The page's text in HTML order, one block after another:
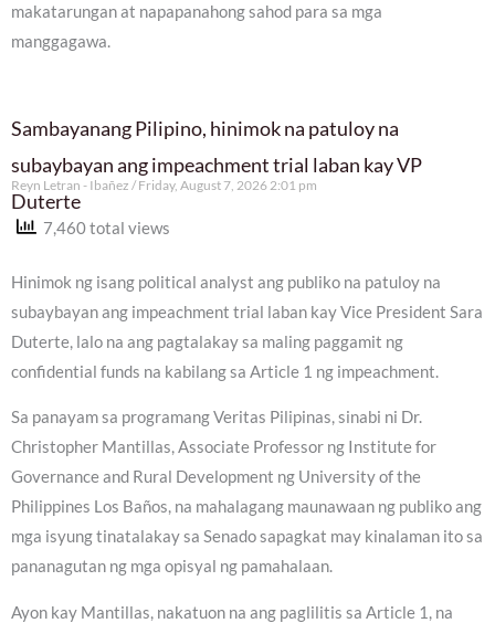
makatarungan at napapanahong sahod para sa mga
manggagawa.
Sambayanang Pilipino, hinimok na patuloy na
subaybayan ang impeachment trial laban kay VP
Duterte
Reyn Letran - Ibañez Friday, August 7, 2026 2:01 pm
7,460 total views
Hinimok ng isang political analyst ang publiko na patuloy na
subaybayan ang impeachment trial laban kay Vice President Sara
Duterte, lalo na ang pagtalakay sa maling paggamit ng
confidential funds na kabilang sa Article 1 ng impeachment.
Sa panayam sa programang Veritas Pilipinas, sinabi ni Dr.
Christopher Mantillas, Associate Professor ng Institute for
Governance and Rural Development ng University of the
Philippines Los Baños, na mahalagang maunawaan ng publiko ang
mga isyung tinatalakay sa Senado sapagkat may kinalaman ito sa
pananagutan ng mga opisyal ng pamahalaan.
Ayon kay Mantillas, nakatuon na ang paglilitis sa Article 1, na